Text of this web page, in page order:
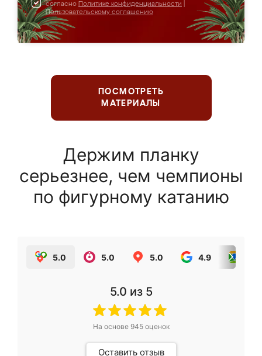
согласно Политике конфиденциальности
Пользовательскому соглашению
ПОСМОТРЕТЬ
МАТЕРИАЛЫ
Держим планку
серьезнее, чем чемпионы
по фигурному катанию
5.0 5.0 5.0 4.9
5.0 из 5
На основе 945оценок
Оставить отзыв